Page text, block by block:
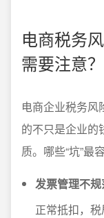
电商税务
需要注意？
电商企业税务风
的不只是企业的
质。哪些“坑”最
发票管理不规
正常抵扣，税